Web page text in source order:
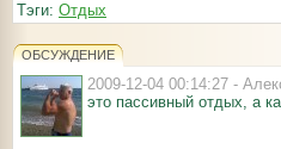
Тэги: Отдых
ОБСУЖДЕНИЕ
2009-12-04 00:14:27 -
это пассивный отдых, а